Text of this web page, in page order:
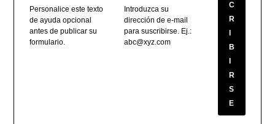
Personalice este texto
de ayuda opcional
antes de publicar su
formulario.
Introduzca su
dirección de e-mail
para suscribirse. Ej.:
abc@xyz.com
C
R
B
R
S
E